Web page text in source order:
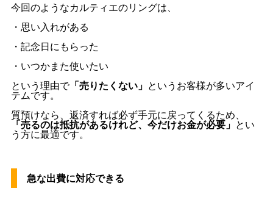
今回のようなカルティエのリングは、
・思い入れがある
・記念日にもらった
・いつかまた使いたい
という理由で「売りたくない」 というお客様が多いアイ
テムです。
質預けなら、返済すれば必ず手元に戻ってくるため、
「売るのは抵抗があるけれど、今だけお金が必要」 とい
う方に最適です。
急な出費に対応できる